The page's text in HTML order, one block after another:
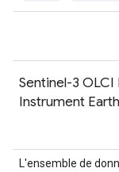
Sentinel-3 OLCI
Instrument
L'ensemble de